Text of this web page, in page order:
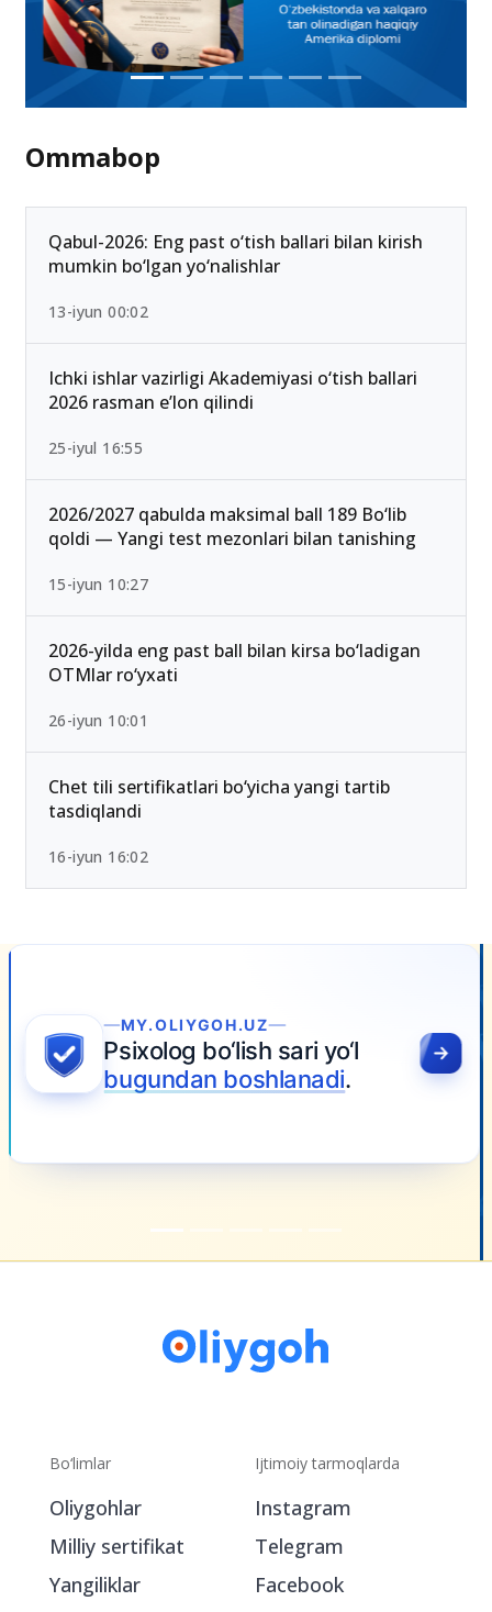
Ommabop
Qabul-2026: Eng past o‘tish ballari bilan kirish
mumkin bo‘lgan yo‘nalishlar
13-iyun 00:02
Ichki ishlar vazirligi Akademiyasi o‘tish ballari
2026 rasman e’lon qilindi
25-iyul 16:55
2026/2027 qabulda maksimal ball 189 Bo‘lib
qoldi — Yangi test mezonlari bilan tanishing
15-iyun 10:27
2026-yilda eng past ball bilan kirsa bo‘ladigan
OTMlar ro‘yxati
26-iyun 10:01
Chet tili sertifikatlari bo‘yicha yangi tartib
tasdiqlandi
16-iyun 16:02
Bo‘limlar
Oliygohlar
Milliy sertifikat
Yangiliklar
Ijtimoiy tarmoqlarda
Instagram
Telegram
Facebook